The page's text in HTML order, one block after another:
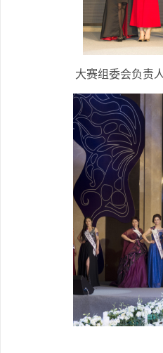
大赛组委会负责